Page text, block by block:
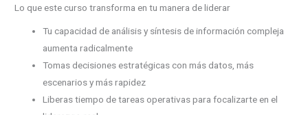
Lo que este curso transforma en tu manera de liderar
Tu capacidad de análisis y síntesis de información compleja
aumenta radicalmente
Tomas decisiones estratégicas con más datos, más
escenarios y más rapidez
Liberas tiempo de tareas operativas para focalizarte en el